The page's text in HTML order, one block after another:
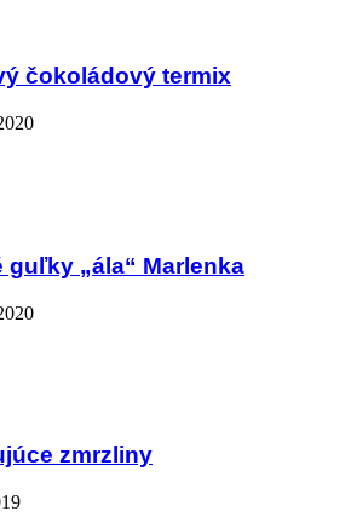
čokoládový termix
guľky „ála“ Marlenka
zmrzliny